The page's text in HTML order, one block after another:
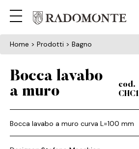
Home > Prodotti > Bagno
Bocca lavabo
a muro
cod.
Bocca lavabo a muro curva L=100 mm